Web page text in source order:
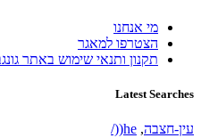
מי אנחנו
הצטרפו למאגר
תקנון ותנאי שימוש באתר
Latest Searches
עין-חצבה,
he((/